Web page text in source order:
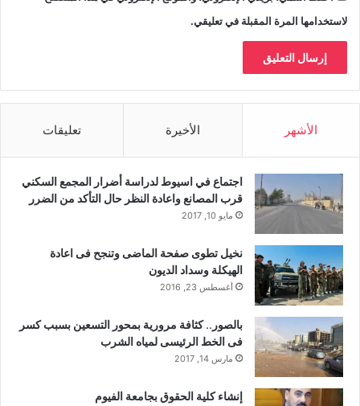
لاستخدامها المرة المقبلة في تعليقي.
الأشهر الأخيرة تعليقات
اجتماع في اسيوط لدراسة أضرار المجمع السكني
قرب المصانع واعادة النظر حال التأكد من الضرر
مايو 10, 2017
نخيل تطوى صفحة الماضى وتنجح فى اعادة
الهيكلة وسداد الديون
أغسطس 23, 2016
بالصور.. كثافة مرورية بمحور التسعين بسبب كسر
فى الخط الرئيسى لمياه الشرب
مارس 14, 2017
إنشاء كلية الحقوق بجامعة الفيوم